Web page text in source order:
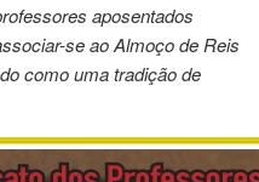
aposentados
se ao Almoço de Reis
como uma tradição de